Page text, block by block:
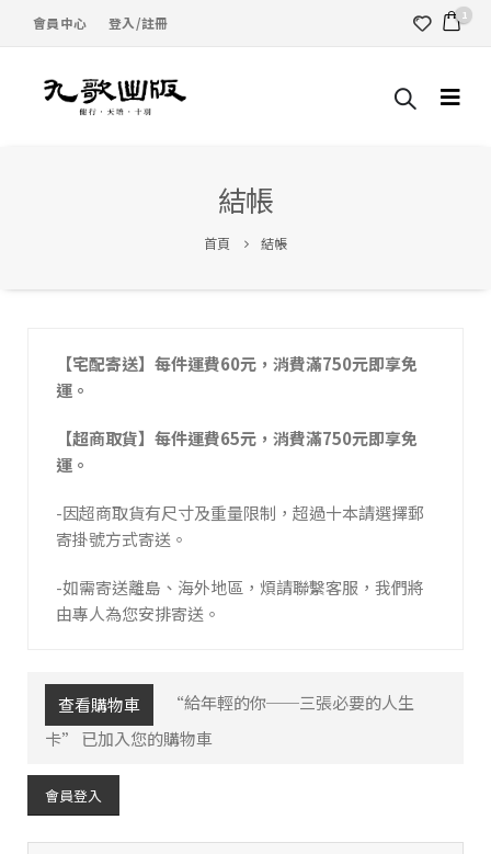
會員中心 登入/註冊 1
結帳
首頁 結帳
【宅配寄送】每件運費60元，消費滿750元即享免
運。
【超商取貨】每件運費65元，消費滿750元即享免
運。
-因超商取貨有尺寸及重量限制，超過十本請選擇郵
寄掛號方式寄送。
-如需寄送離島、海外地區，煩請聯繫客服，我們將
由專人為您安排寄送。
查看購物車
“給年輕的你──三張必要的人生
卡” 已加入您的購物車
會員登入